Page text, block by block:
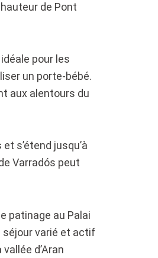
de Pont
pour les
un porte-bébé.
aux alentours du
s’étend jusqu’à
Varradós peut
patinage au Palai
séjour varié et actif
d’Aran